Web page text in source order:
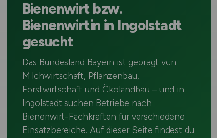
Bienenwirt bzw.
Bienenwirtin in Ingolstadt
gesucht
Das Bundesland Bayern ist geprägt von
Milchwirtschaft, Pflanzenbau,
Forstwirtschaft und Ökolandbau – und in
Ingolstadt suchen Betriebe nach
Bienenwirt-Fachkräften für verschiedene
Einsatzbereiche. Auf dieser Seite findest du